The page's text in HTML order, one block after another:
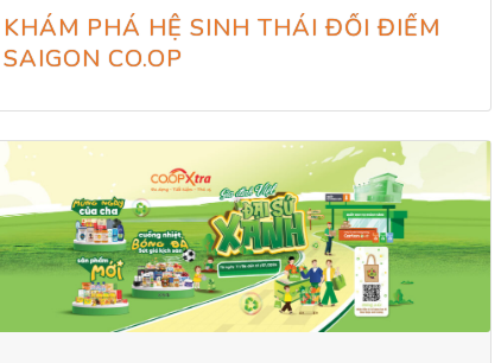
KHÁM PHÁ HỆ SINH THÁI ĐỔI ĐIỂM
SAIGON CO.OP